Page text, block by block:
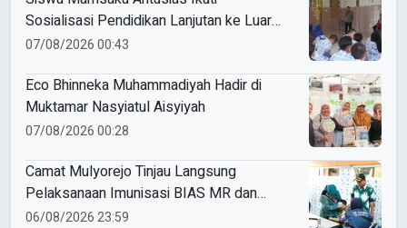
Sosialisasi Pendidikan Lanjutan ke Luar
Negeri
07/08/2026 00:43
Eco Bhinneka Muhammadiyah Hadir di
Muktamar Nasyiatul Aisyiyah
07/08/2026 00:28
Camat Mulyorejo Tinjau Langsung
Pelaksanaan Imunisasi BIAS MR dan
HPV di SD Muhammadiyah 18 Surabaya
06/08/2026 23:59